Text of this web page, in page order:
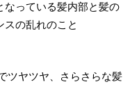
っている髪内部と髪の
の乱れのこと
ツヤツヤ、さらさらな髪